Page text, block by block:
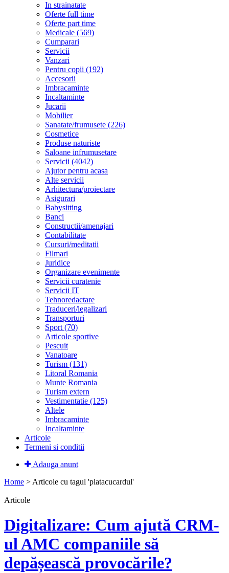
In strainatate
Oferte full time
Oferte part time
Medicale (569)
Cumparari
Servicii
Vanzari
Pentru copii (192)
Accesorii
Imbracaminte
Incaltaminte
Jucarii
Mobilier
Sanatate/frumusete (226)
Cosmetice
Produse naturiste
Saloane infrumusetare
Servicii (4042)
Ajutor pentru acasa
Alte servicii
Arhitectura/proiectare
Asigurari
Babysitting
Banci
Constructii/amenajari
Contabilitate
Cursuri/meditatii
Filmari
Juridice
Organizare evenimente
Servicii curatenie
Servicii IT
Tehnoredactare
Traduceri/legalizari
Transporturi
Sport (70)
Articole sportive
Pescuit
Vanatoare
Turism (131)
Litoral Romania
Munte Romania
Turism extern
Vestimentatie (125)
Altele
Imbracaminte
Incaltaminte
Articole
Termeni si conditii
Adauga anunt
Home > Articole cu tagul 'platacucardul'
Articole
Digitalizare: Cum ajută CRM-
ul AMC companiile să
depășească provocările?